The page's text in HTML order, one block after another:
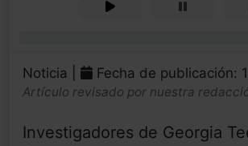
Noticia | Fecha de publicación:
Artículo revisado por nuestra
Investigadores de Georgia